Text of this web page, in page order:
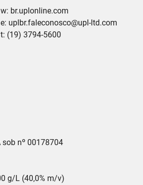
w: br.uplonline.com
e: uplbr.faleconosco@upl-ltd.com
t: (19) 3794-5600
sob nº 00178704
g/L (40,0% m/v)